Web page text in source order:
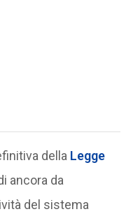
della Legge
ancora da
del sistema